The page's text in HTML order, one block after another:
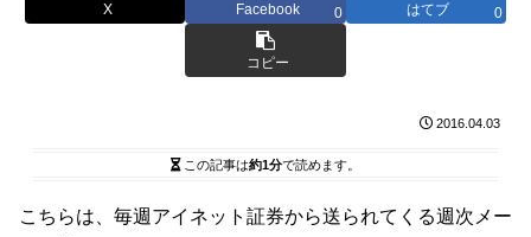
X Facebook 0 はてブ 0
コピー
2016.04.03
この記事は約1分で読めます。
こちらは、毎週アイネット証券から送られてくる週次メー